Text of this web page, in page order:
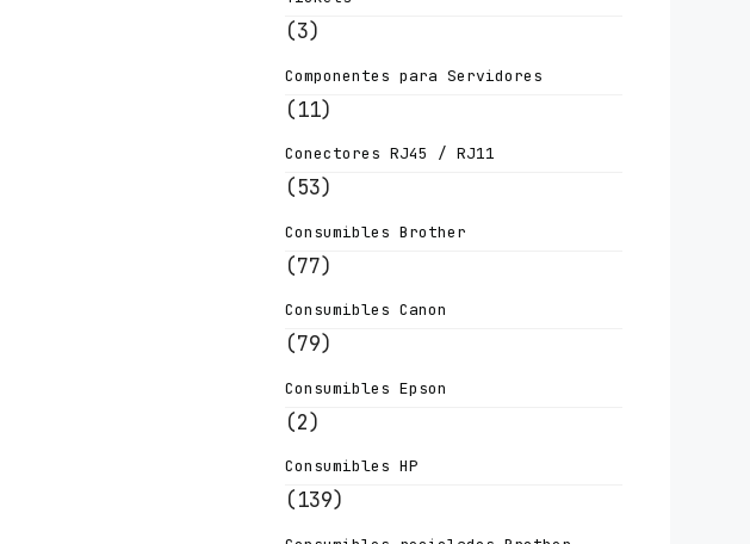
(3)
Componentes para Servidores
(11)
Conectores RJ45 / RJ11
(53)
Consumibles Brother
(77)
Consumibles Canon
(79)
Consumibles Epson
(2)
Consumibles HP
(139)